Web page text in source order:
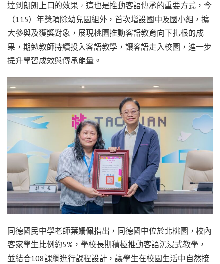
達到朗朗上口的效果，這也是推動客語傳承的重要方式，今
（115）年獎項除幼兒園組外，首次增設國中及國小組，擴
大參與及獲獎對象，展現桃園推動客語教育向下扎根的成
果，期勉教師持續投入客語教學，讓客語走入校園，進一步
提升學習成效與傳承能量。
同德國民中學老師葉姍佩指出，同德國中位於北桃園，校內
客家學生比例約5%，學校長期積極推動客語沉浸式教學，
並結合108課綱進行課程設計，讓學生在校園生活中自然接